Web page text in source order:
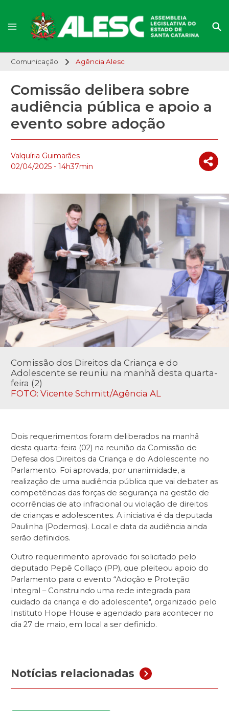
Comunicação Agência Alesc
Comissão delibera sobre
audiência pública e apoio a
evento sobre adoção
Valquíria Guimarães
02/04/2025 - 14h37min
Comissão dos Direitos da Criança e do
Adolescente se reuniu na manhã desta quarta-
feira (2)
FOTO: Vicente Schmitt/Agência AL
Dois requerimentos foram deliberados na manhã
desta quarta-feira (02) na reunião da Comissão de
Defesa dos Direitos da Criança e do Adolescente no
Parlamento. Foi aprovada, por unanimidade, a
realização de uma audiência pública que vai debater as
competências das forças de segurança na gestão de
ocorrências de ato infracional ou violação de direitos
de crianças e adolescentes. A iniciativa é da deputada
Paulinha (Podemos). Local e data da audiência ainda
serão definidos.
Outro requerimento aprovado foi solicitado pelo
deputado Pepê Collaço (PP), que pleiteou apoio do
Parlamento para o evento “Adoção e Proteção
Integral – Construindo uma rede integrada para
cuidado da criança e do adolescente", organizado pelo
Instituto Hope House e agendado para acontecer no
dia 27 de maio, em local a ser definido.
Notícias relacionadas